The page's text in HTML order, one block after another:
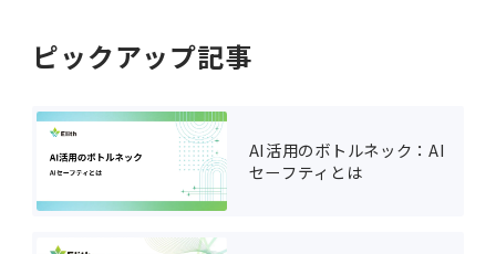
ピックアップ記事
AI活用のボトルネック：AI
セーフティとは